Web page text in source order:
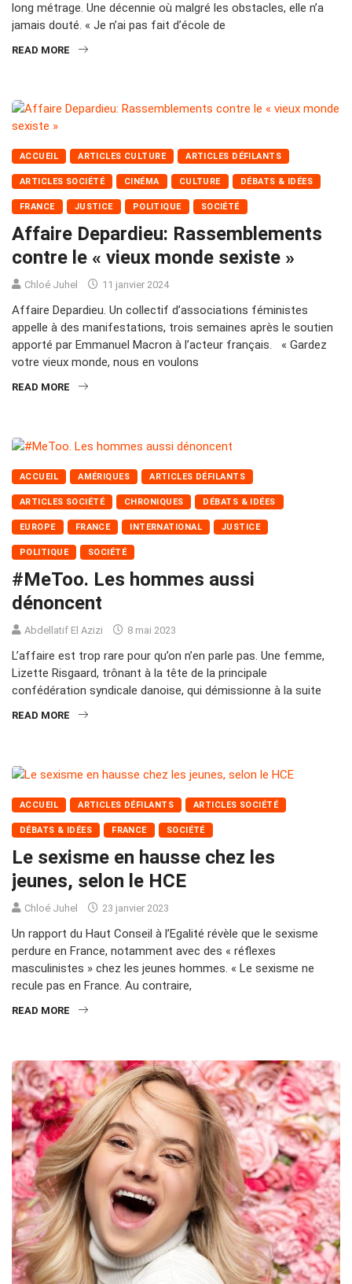
long métrage. Une décennie où malgré les obstacles, elle n’a
jamais douté. « Je n’ai pas fait d’école de
READ MORE
ACCUEIL ARTICLES CULTURE ARTICLES DÉFILANTS
ARTICLES SOCIÉTÉ CINÉMA CULTURE DÉBATS & IDÉES
FRANCE JUSTICE POLITIQUE SOCIÉTÉ
Affaire Depardieu: Rassemblements
contre le « vieux monde sexiste »
Chloé Juhel 11 janvier 2024
Affaire Depardieu. Un collectif d’associations féministes
appelle à des manifestations, trois semaines après le soutien
apporté par Emmanuel Macron à l’acteur français. « Gardez
votre vieux monde, nous en voulons
READ MORE
ACCUEIL AMÉRIQUES ARTICLES DÉFILANTS
ARTICLES SOCIÉTÉ CHRONIQUES DÉBATS & IDÉES
EUROPE FRANCE INTERNATIONAL JUSTICE
POLITIQUE SOCIÉTÉ
#MeToo. Les hommes aussi
dénoncent
Abdellatif El Azizi 8 mai 2023
L’affaire est trop rare pour qu’on n’en parle pas. Une femme,
Lizette Risgaard, trônant à la tête de la principale
confédération syndicale danoise, qui démissionne à la suite
READ MORE
ACCUEIL ARTICLES DÉFILANTS ARTICLES SOCIÉTÉ
DÉBATS & IDÉES FRANCE SOCIÉTÉ
Le sexisme en hausse chez les
jeunes, selon le HCE
Chloé Juhel 23 janvier 2023
Un rapport du Haut Conseil à l’Egalité révèle que le sexisme
perdure en France, notamment avec des « réflexes
masculinistes » chez les jeunes hommes. « Le sexisme ne
recule pas en France. Au contraire,
READ MORE